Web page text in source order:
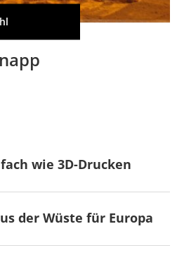
wie 3D-Drucken
der Wüste für Europa